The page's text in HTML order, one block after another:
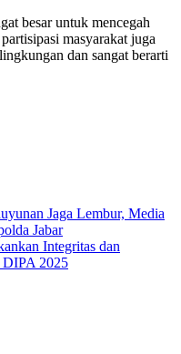
besar untuk mencegah
masyarakat juga
dan sangat berarti
Jaga Lembur, Media
Jabar
Integritas dan
DIPA 2025